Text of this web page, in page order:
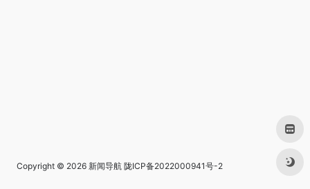
Copyright © 2026 新闻导航 陇ICP备2022000941号-2